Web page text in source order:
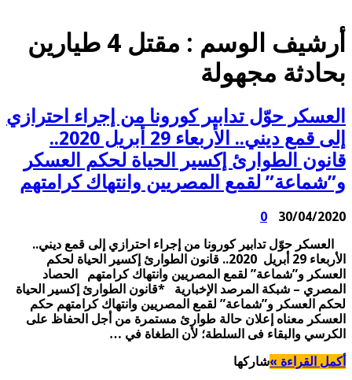
أرشيف الوسم :
مقتل 4 طيارين
بحادثة مجهولة
العسكر حوّل تدابير كورونا من إجراء احترازي
إلى قمع ديني.. الأربعاء 29 أبريل 2020..
قانون الطوارئ إكسير الحياة لحكم العسكر
و”شماعة” لقمع المصريين وانتهاك كرامتهم
30/04/2020
0
العسكر حوّل تدابير كورونا من إجراء احترازي إلى قمع ديني..
الأربعاء 29 أبريل 2020.. قانون الطوارئ إكسير الحياة لحكم
العسكر و”شماعة” لقمع المصريين وانتهاك كرامتهم الحصاد
المصري – شبكة المرصد الإخبارية *قانون الطوارئ إكسير الحياة
لحكم العسكر و”شماعة” لقمع المصريين وانتهاك كرامتهم حكم
العسكر معناه إعلان حالة طوارئ مستمرة من أجل الحفاظ على
الكرسي والبقاء فى السلطة؛ لأن الطغاة في …
أكمل القراءة »شاركها